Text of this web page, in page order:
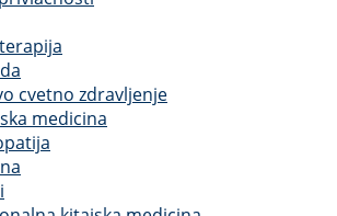
cvetno zdravljenje
medicina